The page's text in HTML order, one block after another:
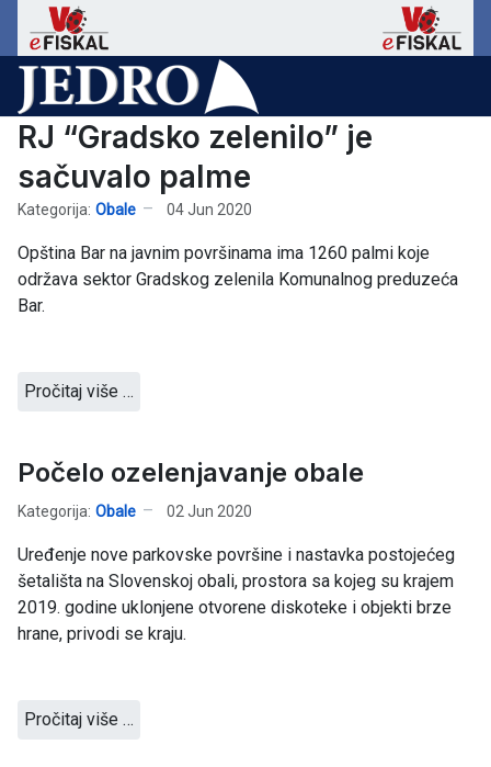
RJ “Gradsko zelenilo” je
sačuvalo palme
Kategorija: Obale 04 Jun 2020
Opština Bar na javnim površinama ima 1260 palmi koje
održava sektor Gradskog zelenila Komunalnog preduzeća
Bar.
Pročitaj više …
Počelo ozelenjavanje obale
Kategorija: Obale 02 Jun 2020
Uređenje nove parkovske površine i nastavka postojećeg
šetališta na Slovenskoj obali, prostora sa kojeg su krajem
2019. godine uklonjene otvorene diskoteke i objekti brze
hrane, privodi se kraju.
Pročitaj više …